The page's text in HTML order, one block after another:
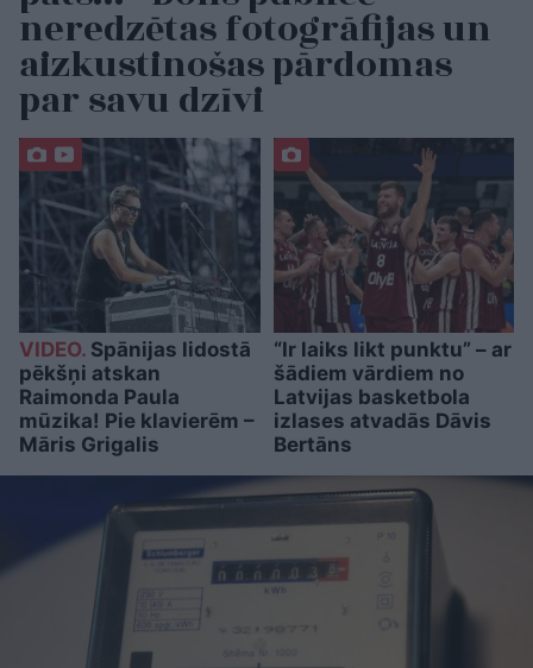
neredzētas fotogrāfijas un
aizkustinošas pārdomas
par savu dzīvi
VIDEO. Spānijas lidostā
pēkšņi atskan
Raimonda Paula
mūzika! Pie klavierēm –
Māris Grigalis
“Ir laiks likt punktu” – ar
šādiem vārdiem no
Latvijas basketbola
izlases atvadās Dāvis
Bertāns